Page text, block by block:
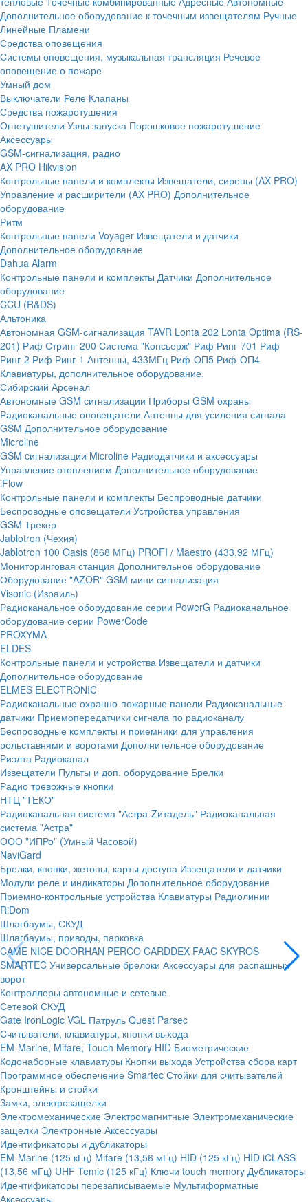
Дополнительное оборудование к точечным извещателям Ручные
Линейные Пламени
Средства оповещения
Системы оповещения, музыкальная трансляция Речевое
оповещение о пожаре
Умный дом
Выключатели Реле Клапаны
Средства пожаротушения
Огнетушители Узлы запуска Порошковое пожаротушение
Аксессуары
GSM-сигнализация, радио
AX PRO Hikvision
Контрольные панели и комплекты Извещатели, сирены (AX PRO)
Управление и расширители (AX PRO) Дополнительное
оборудование
Ритм
Контрольные панели Voyager Извещатели и датчики
Дополнительное оборудование
Dahua Alarm
Контрольные панели и комплекты Датчики Дополнительное
оборудование
CCU (R&DS)
Альтоника
Автономная GSM-сигнализация TAVR Lonta 202 Lonta Optima (RS-
201) Риф Стринг-200 Система "Консьерж" Риф Ринг-701 Риф
Ринг-2 Риф Ринг-1 Антенны, 433МГц Риф-ОП5 Риф-ОП4
Клавиатуры, дополнительное оборудование.
Сибирский Арсенал
Автономные GSM сигнализации Приборы GSM охраны
Радиоканальные оповещатели Антенны для усиления сигнала
GSM Дополнительное оборудование
Microline
GSM cигнализации Microline Радиодатчики и аксессуары
Управление отоплением Дополнительное оборудование
iFlow
Контрольные панели и комплекты Беспроводные датчики
Беспроводные оповещатели Устройства управления
GSM Трекер
Jablotron (Чехия)
Jablotron 100 Oasis (868 МГц) PROFI / Maestro (433,92 МГц)
Мониторинговая станция Дополнительное оборудование
Оборудование "AZOR" GSM мини сигнализация
Visonic (Израиль)
Радиоканальное оборудование серии PowerG Радиоканальное
оборудование серии PowerCode
PROXYMA
ELDES
Контрольные панели и устройства Извещатели и датчики
Дополнительное оборудование
ELMES ELECTRONIC
Радиоканальные охранно-пожарные панели Радиоканальные
датчики Приемопередатчики сигнала по радиоканалу
Беспроводные комплекты и приемники для управления
рольставнями и воротами Дополнительное оборудование
Риэлта Радиоканал
Извещатели Пульты и доп. оборудование Брелки
Радио тревожные кнопки
НТЦ "ТЕКО"
Радиоканальная система "Астра-Zитадель" Радиоканальная
система "Астра"
ООО "ИПРо" (Умный Часовой)
NaviGard
Брелки, кнопки, жетоны, карты доступа Извещатели и датчики
Модули реле и индикаторы Дополнительное оборудование
Приемно-контрольные устройства Клавиатуры Радиолинии
RiDom
Шлагбаумы, СКУД
Шлагбаумы, приводы, парковка
CAME NICE DOORHAN PERCO CARDDEX FAAC SKYROS
SMARTEC Универсальные брелоки Аксессуары для распашных
ворот
Контроллеры автономные и сетевые
Сетевой СКУД
Gate IronLogic VGL Патруль Quest Parsec
Считыватели, клавиатуры, кнопки выхода
EM-Marine, Mifare, Touch Memory HID Биометрические
Кодонаборные клавиатуры Кнопки выхода Устройства сбора карт
Программное обеспечение Smartec Стойки для считывателей
Кронштейны и стойки
Замки, электрозащелки
Электромеханические Электромагнитные Электромеханические
защелки Электронные Аксессуары
Идентификаторы и дубликаторы
EM-Marine (125 кГц) Mifare (13,56 мГц) HID (125 кГц) HID iCLASS
(13,56 мГц) UHF Temic (125 кГц) Ключи touch memory Дубликаторы
Идентификаторы перезаписываемые Мультиформатные
Аксессуары